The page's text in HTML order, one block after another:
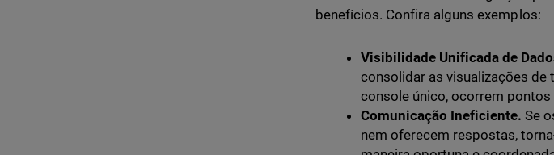
benefícios. Confira alguns exemplos:
Visibilidade Unificada de
consolidar as visualizações
console único, ocorrem
Comunicação Ineficiente. Se
nem oferecem respostas,